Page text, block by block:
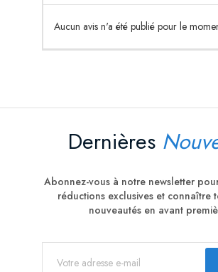
Aucun avis n'a été publié pour le
Dernières
Abonnez-vous à notre newsletter
réductions exclusives et connaître
nouveautés en avant